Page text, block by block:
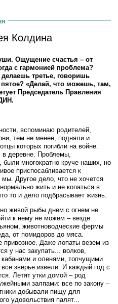
Колдина
Ощущение счастья – от
с гармонией проблема?
третье, говоришь
«Делай, что можешь, там,
Председатель Правления
вспоминаю родителей,
тем не менее, подняли и
которых погибли на войне.
деревне. Проблемы,
многократно круче наших, но
приспосабливается к
мы. Другое дело, что не хочется
жить и не копаться в
то и дело подбрасывает жизнь.
живой рыбы днем с огнем не
к нему не можем – везде
животноводческие фермы
от помидоров до мяса.
привозное. Даже лопаты везем из
у нас закупать... волков,
кабанами и оленями, топчущими
зверье извели. И каждый год с
Летят утки домой – род
залпами: все по закону –
добывали пищу для
удовольствия палят...